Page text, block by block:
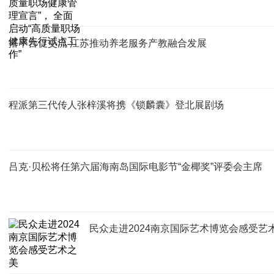
搭平台促交流 江苏推动养老服务产教融合发展
程派第三代传人张梓溪将携《锁麟囊》登北展剧场
吕克·贝松将任第六届海南岛国际电影节“金椰奖”评委会主席
民众走进2024南京国际艺术博览会感受艺